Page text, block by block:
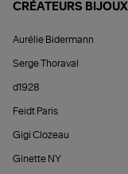
CRÉATEURS BIJOUX
Aurélie Bidermann
Serge Thoraval
d1928
Feidt Paris
Gigi Clozeau
Ginette NY